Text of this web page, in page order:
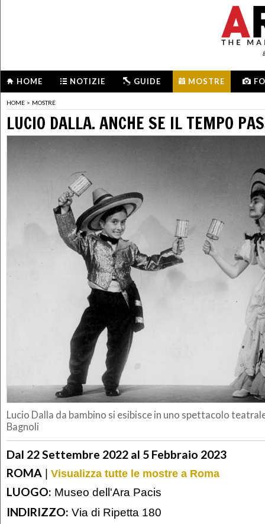
HOME NOTIZIE GUIDE MOSTRE
HOME > MOSTRE
LUCIO DALLA. ANCHE SE IL TEMPO
Lucio Dalla da bambino si esibisce in uno spettacolo
Bagnoli
Dal 22 Settembre 2022 al 5 Febbraio 2023
ROMA | Visualizza tutte le mostre a Roma
LUOGO: Museo dell'Ara Pacis
INDIRIZZO: Via di Ripetta 180